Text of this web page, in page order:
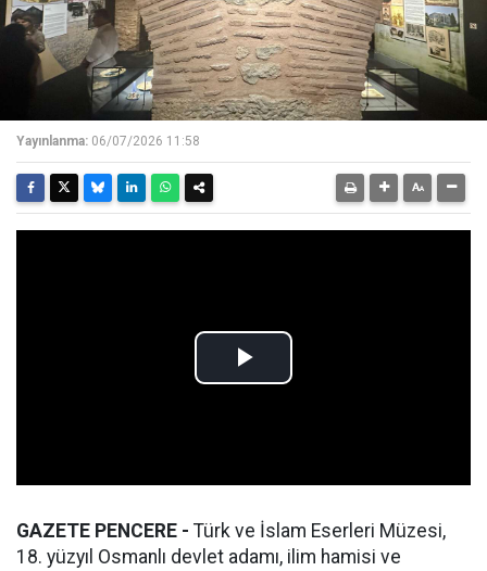
Yayınlanma: 06/07/2026 11:58
GAZETE PENCERE - Türk ve İslam Eserleri Müzesi,
18. yüzyıl Osmanlı devlet adamı, ilim hamisi ve